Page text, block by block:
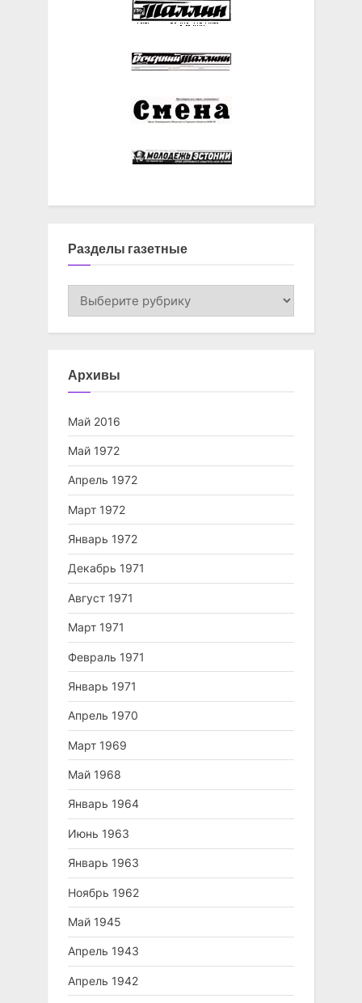
Разделы газетные
Разделы
Архивы
Май 2016
Май 1972
Апрель 1972
Март 1972
Январь 1972
Декабрь 1971
Август 1971
Март 1971
Февраль 1971
Январь 1971
Апрель 1970
Март 1969
Май 1968
Январь 1964
Июнь 1963
Январь 1963
Ноябрь 1962
Май 1945
Апрель 1943
Апрель 1942